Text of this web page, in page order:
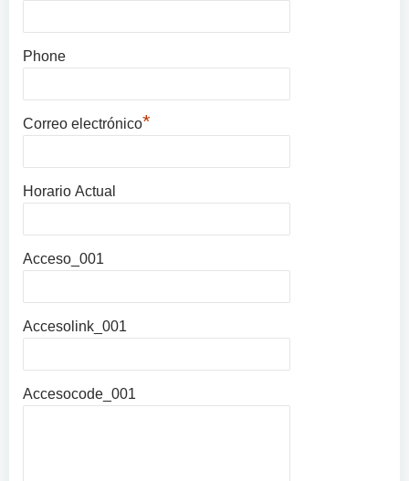
Phone
Correo electrónico*
Horario Actual
Acceso_001
Accesolink_001
Accesocode_001